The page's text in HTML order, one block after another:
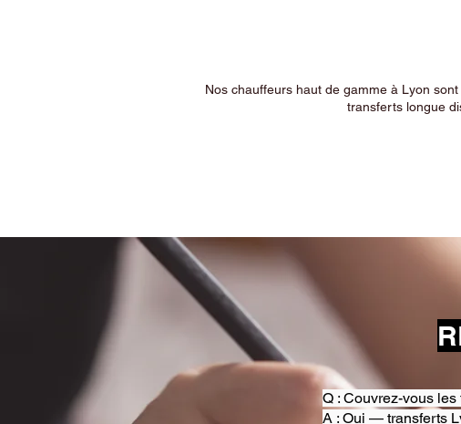
Nos chauffeurs haut de gamme à Lyon
transferts longue
Q : Couvrez-vous
A : Oui — transferts